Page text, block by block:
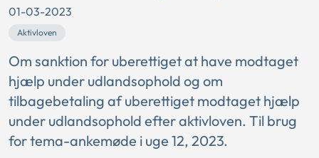
01-03-2023
Aktivloven
Om sanktion for uberettiget at have modtaget
hjælp under udlandsophold og om
tilbagebetaling af uberettiget modtaget hjælp
under udlandsophold efter aktivloven. Til brug
for tema-ankemøde i uge 12, 2023.